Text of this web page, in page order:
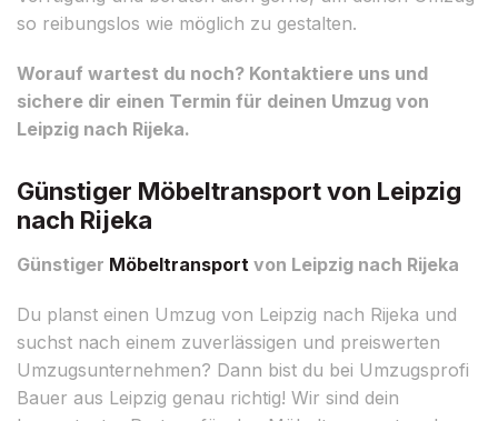
so reibungslos wie möglich zu gestalten.
Worauf wartest du noch? Kontaktiere uns und
sichere dir einen Termin für deinen Umzug von
Leipzig nach Rijeka.
Günstiger Möbeltransport von Leipzig
nach Rijeka
Günstiger Möbeltransport von Leipzig nach Rijeka
Du planst einen Umzug von Leipzig nach Rijeka und
suchst nach einem zuverlässigen und preiswerten
Umzugsunternehmen? Dann bist du bei Umzugsprofi
Bauer aus Leipzig genau richtig! Wir sind dein